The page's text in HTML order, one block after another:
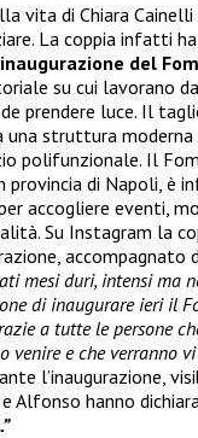
vita di Chiara Cainelli
La coppia infatti
del
su cui lavorano
prendere luce. Il
una struttura
polifunzionale. Il
provincia di Napoli, è
accogliere eventi,
Su Instagram la
accompagnato
mesi duri, intensi ma
di inaugurare ieri il
a tutte le persone
venire e che verranno
l’inaugurazione,
Alfonso hanno